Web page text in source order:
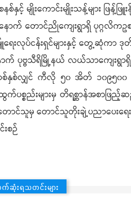
စ်နှင့် မျိုးကောင်းမျိုးသန့်များ ဖြန့်ဖ
ောက် တောင်ညိုကျေးရွာရှိ ပုဂ္ဂလိကဥစ
ြူရေးလုပ်ငန်းရှင်များနှင့် တွေ့ဆုံကာ
က် ပုဗ္ဗသီရိမြို့နယ် လယ်သာကျေးရွာရှိ
နှစ်လျှင် ကီလို ၅၀ အိတ် ၁၀၉၅၀၀ ဖ
က်ပစ္စည်းများမှ တိရစ္ဆာန်အစာဖြ
ောင်သူမှ တောင်သူတိုးချဲ့ပညာပေးရေ
စဉ်
က်ဆုံးရသတင်းများ